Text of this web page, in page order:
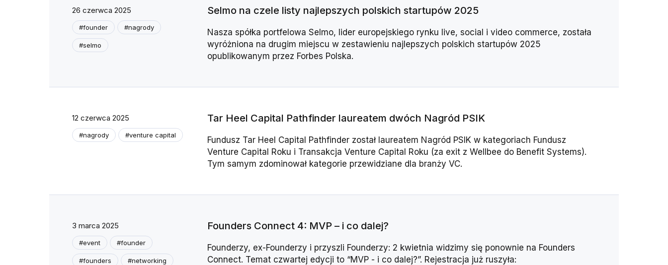
26 czerwca 2025
#founder #nagrody
#selmo
Selmo na czele listy najlepszych polskich startupów 2025
Nasza spółka portfelowa Selmo, lider europejskiego rynku live, social i video commerce, została
wyróżniona na drugim miejscu w zestawieniu najlepszych polskich startupów 2025
opublikowanym przez Forbes Polska.
12 czerwca 2025
#nagrody #venture capital
Tar Heel Capital Pathfinder laureatem dwóch Nagród PSIK
Fundusz Tar Heel Capital Pathfinder został laureatem Nagród PSIK w kategoriach Fundusz
Venture Capital Roku i Transakcja Venture Capital Roku (za exit z Wellbee do Benefit Systems).
Tym samym zdominował kategorie przewidziane dla branży VC.
3 marca 2025
#event #founder
#founders #networking
Founders Connect 4: MVP – i co dalej?
Founderzy, ex-Founderzy i przyszli Founderzy: 2 kwietnia widzimy się ponownie na Founders
Connect. Temat czwartej edycji to “MVP - i co dalej?”. Rejestracja już ruszyła: